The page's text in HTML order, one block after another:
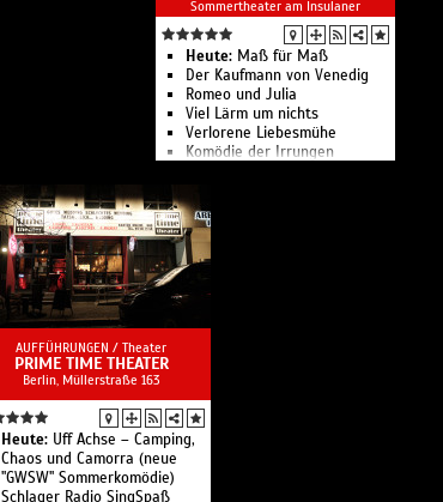
Die Physiker
Kirill & Friends Company:
Apocalypse Tomorrow
Schicklgruber
Unter Vögeln
Böhm
Prima Facie
Die Räuber. Der Ort der
Der Liebling
Ach, Mom!
Tagebuch eines Wahnsinnigen
Fake Jews
fünf minuten stille
Sprechtheaterbühnen im
deutschsprachigen Raum.
Sommertheater am Insulaner
Heute: Maß für Maß
Der Kaufmann von Venedig
Romeo und Julia
Viel Lärm um nichts
Verlorene Liebesmühe
Komödie der Irrungen
in 71 Aufführungen
AUFFÜHRUNGEN / Theater
PRIME TIME THEATER
Berlin, ​Müllerstraße 163
Heute: Uff Achse – Camping,
Chaos und Camorra (neue
"GWSW" Sommerkomödie)
Schlager Radio SingSpaß